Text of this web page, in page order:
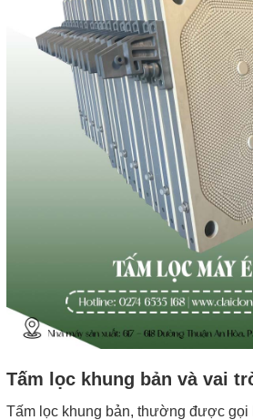
Tấm lọc khung bản và vai
Tấm lọc khung bản, thường được gọi